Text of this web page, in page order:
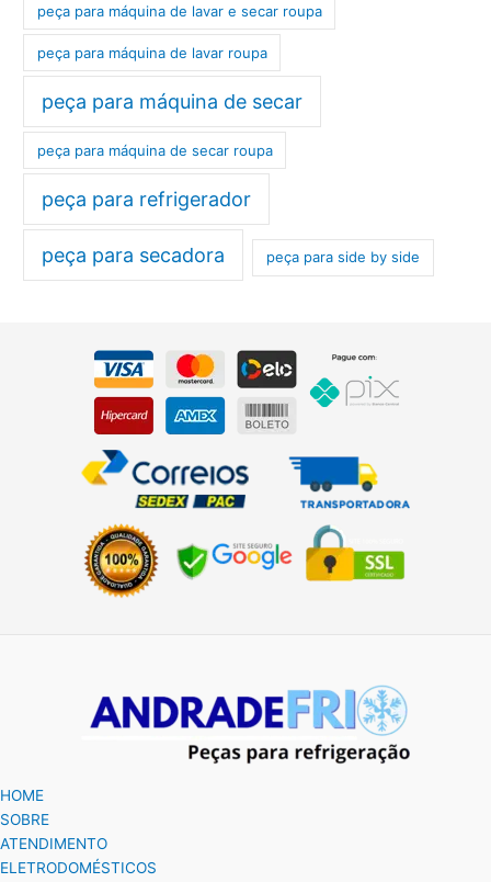
peça para máquina de lavar e secar roupa
peça para máquina de lavar roupa
peça para máquina de secar
peça para máquina de secar roupa
peça para refrigerador
peça para secadora peça para side by side
HOME
SOBRE
ATENDIMENTO
ELETRODOMÉSTICOS